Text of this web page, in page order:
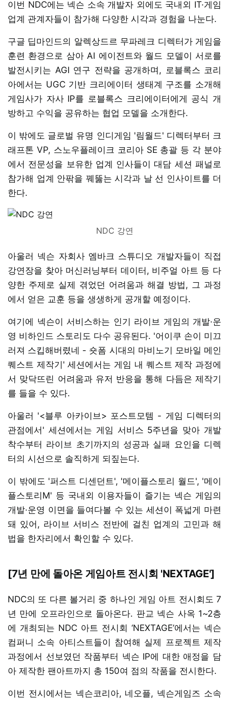
이번 NDC에는 넥슨 소속 개발자 외에도 국내외 IT·게임
업계 관계자들이 참가해 다양한 시각과 경험을 나눈다.
구글 딥마인드의 알렉상드르 무파레크 디렉터가 게임을
훈련 환경으로 삼아 AI 에이전트와 월드 모델이 서로를
발전시키는 AGI 연구 전략을 공개하며, 로블록스 코리
아에서는 UGC 기반 크리에이터 생태계 구조를 소개해
게임사가 자사 IP를 로블록스 크리에이터에게 공식 개
방하고 수익을 공유하는 협업 모델을 소개한다.
이 밖에도 글로벌 유명 인디게임 '림월드' 디렉터부터 크
래프톤 VP, 스노우플레이크 코리아 SE 총괄 등 각 분야
에서 전문성을 보유한 업계 인사들이 대담 세션 패널로
참가해 업계 안팎을 꿰뚫는 시각과 날 선 인사이트를 더
한다.
NDC 강연
아울러 넥슨 자회사 엠바크 스튜디오 개발자들이 직접
강연장을 찾아 머신러닝부터 데이터, 비주얼 아트 등 다
양한 주제로 실제 겪었던 어려움과 해결 방법, 그 과정
에서 얻은 교훈 등을 생생하게 공개할 예정이다.
여기에 넥슨이 서비스하는 인기 라이브 게임의 개발·운
영 비하인드 스토리도 다수 공유된다. '어이쿠 손이 미끄
러져 스킵해버렸네 - 숏폼 시대의 마비노기 모바일 메인
퀘스트 제작기' 세션에서는 게임 내 퀘스트 제작 과정에
서 맞닥뜨린 어려움과 유저 반응을 통해 다듬은 제작기
를 들을 수 있다.
아울러 '<블루 아카이브> 포스트모템 - 게임 디렉터의
관점에서' 세션에서는 게임 서비스 5주년을 맞아 개발
착수부터 라이브 초기까지의 성공과 실패 요인을 디렉
터의 시선으로 솔직하게 되짚는다.
이 밖에도 '퍼스트 디센던트', '메이플스토리 월드', '메이
플스토리M' 등 국내외 이용자들이 즐기는 넥슨 게임의
개발·운영 이면을 들여다볼 수 있는 세션이 폭넓게 마련
돼 있어, 라이브 서비스 전반에 걸친 업계의 고민과 해
법을 한자리에서 확인할 수 있다.
[7년 만에 돌아온 게임아트 전시회 'NEXTAGE']
NDC의 또 다른 볼거리 중 하나인 게임 아트 전시회도 7
년 만에 오프라인으로 돌아온다. 판교 넥슨 사옥 1~2층
에 개최되는 NDC 아트 전시회 ‘NEXTAGE’에서는 넥슨
컴퍼니 소속 아티스트들이 참여해 실제 프로젝트 제작
과정에서 선보였던 작품부터 넥슨 IP에 대한 애정을 담
아 제작한 팬아트까지 총 150여 점의 작품을 전시한다.
이번 전시에서는 넥슨코리아, 네오플, 넥슨게임즈 소속